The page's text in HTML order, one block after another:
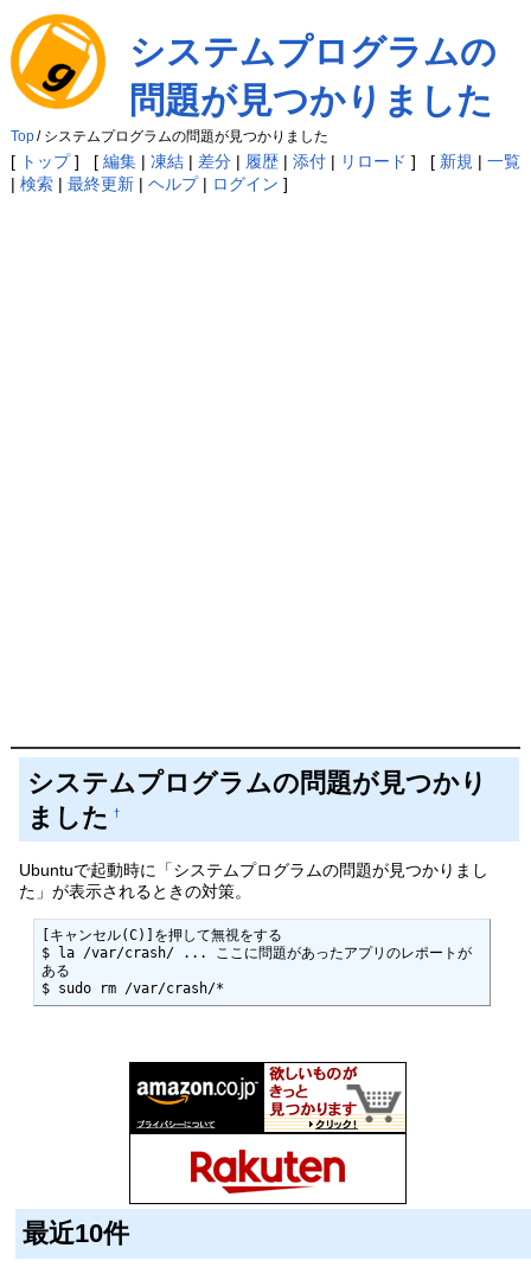
システムプログラムの
問題が見つかりました
Top/ システムプログラムの問題が見つかりました
[ トップ] [ 編集| 凍結| 差分| 履歴| 添付| リロード ] [ 新規 | 一覧
| 検索| 最終更新| ヘルプ| ログイン ]
システムプログラムの問題が見つかり
ました
†
Ubuntuで起動時に「システムプログラムの問題が見つかりまし
た」が表示されるときの対策。
[キャンセル(C)]を押して無視をする
$ la /var/crash/ ... ここに問題があったアプリのレポートが
ある
$ sudo rm /var/crash/*
最近10件